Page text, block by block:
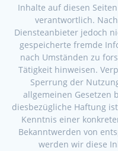
Inhalte auf diesen
verantwortlich.
Diensteanbieter jedoch
gespeicherte fremde
nach Umständen zu
Tätigkeit hinweisen.
Sperrung der
allgemeinen Gesetzen
diesbezügliche Haftung
Kenntnis einer
Bekanntwerden von
werden wir diese